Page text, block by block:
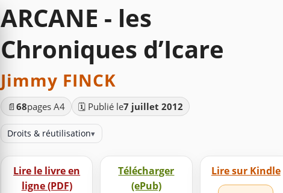
ARCANE - les
Chroniques d’Icare
Jimmy FINCK
📄 68pages A4 🗓️ Publié le7 juillet 2012
Droits & réutilisation▾
Lire le livre en
ligne (PDF)
Télécharger
(ePub)
Lire sur Kindle